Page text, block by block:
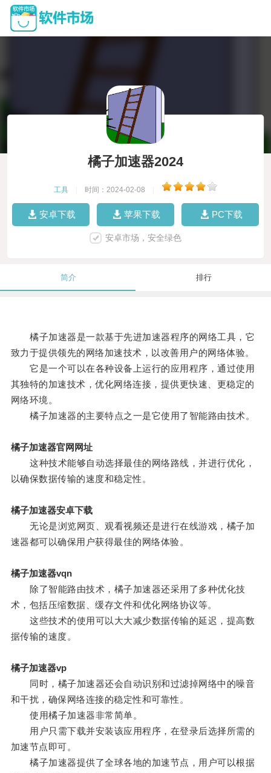
橘子加速器2024
工具 时间：2024-02-08
安卓下载 苹果下载 PC下载
安卓市场，安全绿色
简介 排行
橘子加速器是一款基于先进加速器程序的网络工具，它
致力于提供领先的网络加速技术，以改善用户的网络体验。
它是一个可以在各种设备上运行的应用程序，通过使用
其独特的加速技术，优化网络连接，提供更快速、更稳定的
网络环境。
橘子加速器的主要特点之一是它使用了智能路由技术。
橘子加速器官网网址
这种技术能够自动选择最佳的网络路线，并进行优化，
以确保数据传输的速度和稳定性。
橘子加速器安卓下载
无论是浏览网页、观看视频还是进行在线游戏，橘子加
速器都可以确保用户获得最佳的网络体验。
橘子加速器vqn
除了智能路由技术，橘子加速器还采用了多种优化技
术，包括压缩数据、缓存文件和优化网络协议等。
这些技术的使用可以大大减少数据传输的延迟，提高数
据传输的速度。
橘子加速器vp
同时，橘子加速器还会自动识别和过滤掉网络中的噪音
和干扰，确保网络连接的稳定性和可靠性。
使用橘子加速器非常简单。
用户只需下载并安装该应用程序，在登录后选择所需的
加速节点即可。
橘子加速器提供了全球各地的加速节点，用户可以根据